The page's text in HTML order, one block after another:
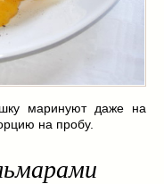
маринуют даже на
на пробу.